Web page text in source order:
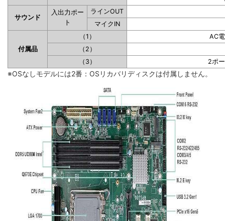
サウンド
入出力ポー
ト
ラインOUT
マイクIN
付属品
（1）
AC
（2）
（3）
2ポ
※OSなしモデルには2番：OSリカバリディスクは付属しません。